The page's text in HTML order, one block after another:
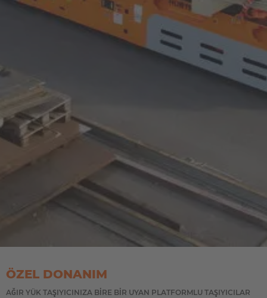
ÖZEL DONANIM
AĞIR YÜK TAŞIYICINIZA BIRE BIR UYAN PLATFORMLU TAŞIYICILAR